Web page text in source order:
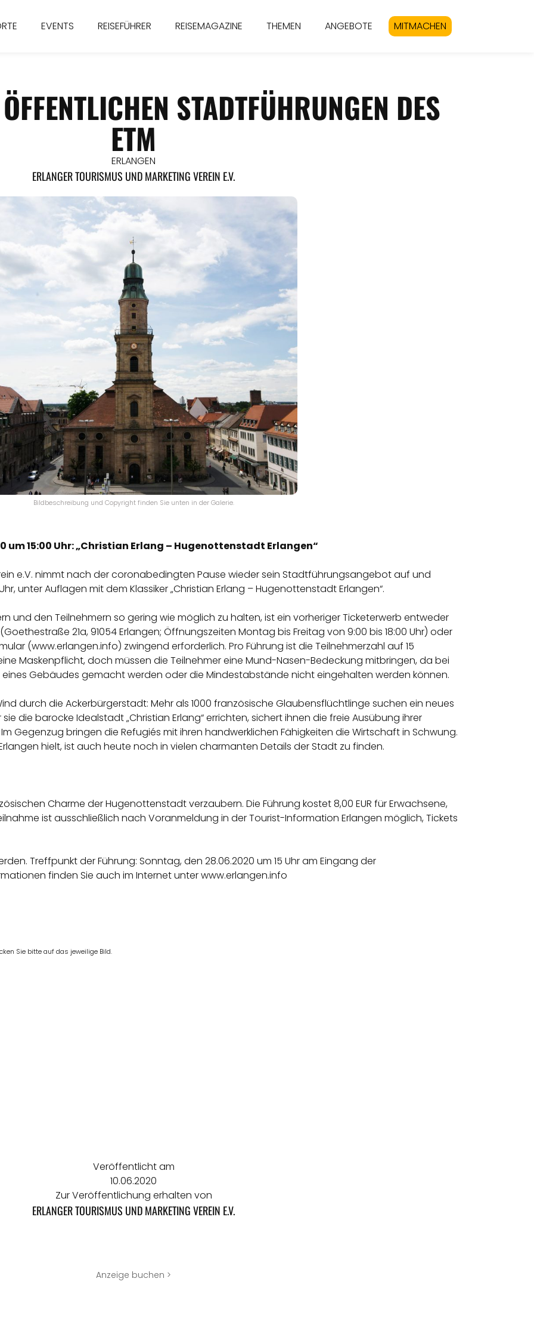
EVENTS REISEFÜHRER REISEMAGAZINE THEMEN ANGEBOTE MITMACHEN
STADTFÜHRUNGEN DES
ETM
ERLANGEN
ERLANGER TOURISMUS UND MARKETING VEREIN E.V.
Bildbeschreibung und Copyright finden Sie unten in der Galerie.
15:00 Uhr: „Christian Erlang – Hugenottenstadt Erlangen“
e.V. nimmt nach der coronabedingten Pause wieder sein Stadtführungsangebot auf und
unter Auflagen mit dem Klassiker „Christian Erlang – Hugenottenstadt Erlangen“.
und den Teilnehmern so gering wie möglich zu halten, ist ein vorheriger Ticketerwerb entweder
21a, 91054 Erlangen; Öffnungszeiten Montag bis Freitag von 9:00 bis 18:00 Uhr) oder
(www.erlangen.info) zwingend erforderlich. Pro Führung ist die Teilnehmerzahl auf 15
Maskenpflicht, doch müssen die Teilnehmer eine Mund-Nasen-Bedeckung mitbringen, da bei
Gebäudes gemacht werden oder die Mindestabstände nicht eingehalten werden können.
durch die Ackerbürgerstadt: Mehr als 1000 französische Glaubensflüchtlinge suchen ein neues
die barocke Idealstadt „Christian Erlang“ errichten, sichert ihnen die freie Ausübung ihrer
Gegenzug bringen die Refugiés mit ihren handwerklichen Fähigkeiten die Wirtschaft in Schwung.
hielt, ist auch heute noch in vielen charmanten Details der Stadt zu finden.
Charme der Hugenottenstadt verzaubern. Die Führung kostet 8,00 EUR für Erwachsene,
ist ausschließlich nach Voranmeldung in der Tourist-Information Erlangen möglich, Tickets
Treffpunkt der Führung: Sonntag, den 28.06.2020 um 15 Uhr am Eingang der
finden Sie auch im Internet unter www.erlangen.info
Sie bitte auf das jeweilige Bild.
Veröffentlicht am
10.06.2020
Zur Veröffentlichung erhalten von
ERLANGER TOURISMUS UND MARKETING VEREIN E.V.
Anzeige buchen >